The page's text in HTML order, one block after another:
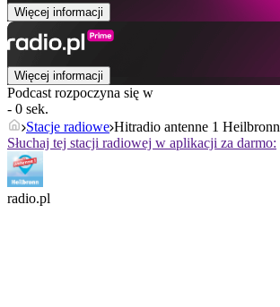
Więcej informacji
Więcej informacji
Podcast rozpoczyna się w
- 0 sek.
Stacje radiowe Hitradio antenne 1 Heilbronn
Słuchaj tej stacji radiowej w aplikacji za darmo:
radio.pl